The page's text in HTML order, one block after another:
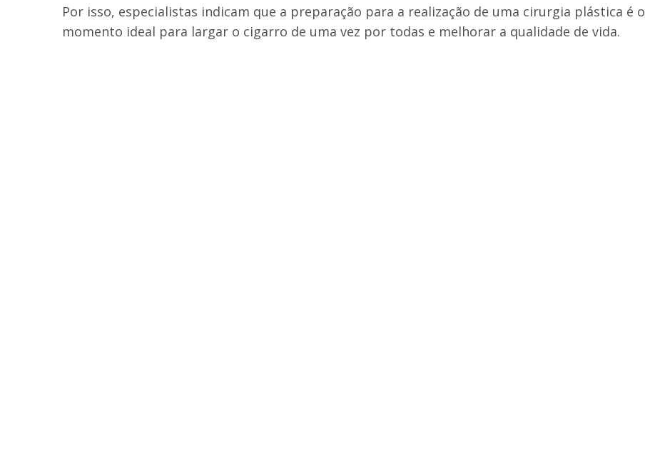
Por isso, especialistas indicam que a preparação para a realização de uma cirurgia plástica é o
momento ideal para largar o cigarro de uma vez por todas e melhorar a qualidade de vida.